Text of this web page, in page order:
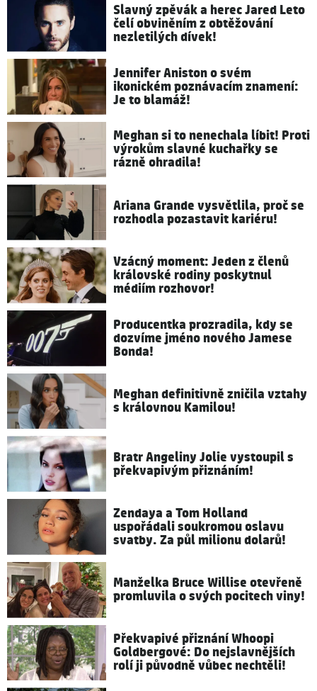
Slavný zpěvák a herec Jared Leto
čelí obviněním z obtěžování
nezletilých dívek!
Jennifer Aniston o svém
ikonickém poznávacím znamení:
Je to blamáž!
Meghan si to nenechala líbit! Proti
výrokům slavné kuchařky se
rázně ohradila!
Ariana Grande vysvětlila, proč se
rozhodla pozastavit kariéru!
Vzácný moment: Jeden z členů
královské rodiny poskytnul
médiím rozhovor!
Producentka prozradila, kdy se
dozvíme jméno nového Jamese
Bonda!
Meghan definitivně zničila vztahy
s královnou Kamilou!
Bratr Angeliny Jolie vystoupil s
překvapivým přiznáním!
Zendaya a Tom Holland
uspořádali soukromou oslavu
svatby. Za půl milionu dolarů!
Manželka Bruce Willise otevřeně
promluvila o svých pocitech viny!
Překvapivé přiznání Whoopi
Goldbergové: Do nejslavnějších
rolí ji původně vůbec nechtěli!